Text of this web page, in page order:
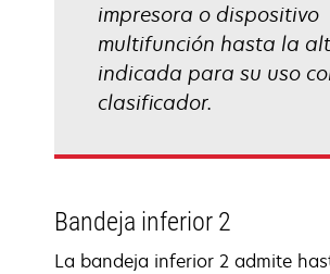
impresora o dispositivo
multifunción hasta la
indicada para su uso
clasificador.
Bandeja inferior 2
La bandeja inferior 2 admite